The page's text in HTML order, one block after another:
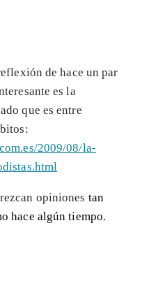
de hace un par
es la
que es entre
2009/08/la-
opiniones tan
hace algún tiempo.